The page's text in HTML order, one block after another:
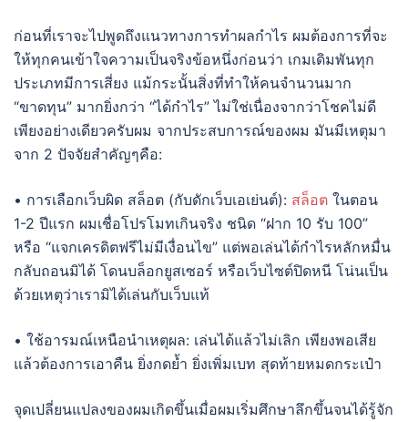
ก่อนที่เราจะไปพูดถึงแนวทางการทำผลกำไร ผมต้องการที่จะ
ให้ทุกคนเข้าใจความเป็นจริงข้อหนึ่งก่อนว่า เกมเดิมพันทุก
ประเภทมีการเสี่ยง แม้กระนั้นสิ่งที่ทำให้คนจำนวนมาก
“ขาดทุน” มากยิ่งกว่า “ได้กำไร” ไม่ใช่เนื่องจากว่าโชคไม่ดี
เพียงอย่างเดียวครับผม จากประสบการณ์ของผม มันมีเหตุมา
จาก 2 ปัจจัยสำคัญๆคือ:
• การเลือกเว็บผิด สล็อต (กับดักเว็บเอเย่นต์): สล็อต ในตอน
1-2 ปีแรก ผมเชื่อโปรโมทเกินจริง ชนิด “ฝาก 10 รับ 100”
หรือ “แจกเครดิตฟรีไม่มีเงื่อนไข” แต่พอเล่นได้กำไรหลักหมื่น
กลับถอนมิได้ โดนบล็อกยูสเซอร์ หรือเว็บไซต์ปิดหนี โน่นเป็น
ด้วยเหตุว่าเรามิได้เล่นกับเว็บแท้
• ใช้อารมณ์เหนือนำเหตุผล: เล่นได้แล้วไม่เลิก เพียงพอเสีย
แล้วต้องการเอาคืน ยิ่งกดย้ำ ยิ่งเพิ่มเบท สุดท้ายหมดกระเป๋า
จุดเปลี่ยนแปลงของผมเกิดขึ้นเมื่อผมเริ่มศึกษาลึกขึ้นจนได้รู้จัก